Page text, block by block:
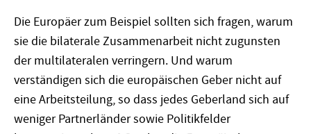
Die Europäer zum Beispiel sollten sich fragen, warum
sie die bilaterale Zusammenarbeit nicht zugunsten
der multilateralen verringern. Und warum
verständigen sich die europäischen Geber nicht auf
eine Arbeitsteilung, so dass jedes Geberland sich auf
weniger Partnerländer sowie Politikfelder